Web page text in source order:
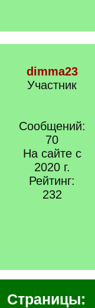
dimma23
Участник
Сообщений:
70
На сайте с
2020 г.
Рейтинг:
232
Страницы: